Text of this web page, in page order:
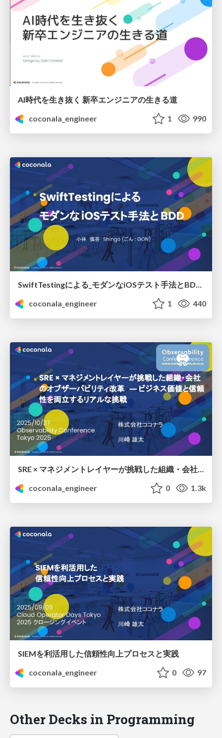
AI時代を生き抜く 新卒エンジニアの生きる道
coconala_engineer
1 990
coconala_engineer
1 440
SRE × マネジメントレイヤーが挑戦した組織・会社のオブザーバビリティ改革 ― ビジネス価値と信頼性を両立するリアルな挑戦
coconala_engineer
0 1.3k
SIEMを利活用した信頼性向上プロセスと実践
coconala_engineer
0 97
Other Decks in Programming